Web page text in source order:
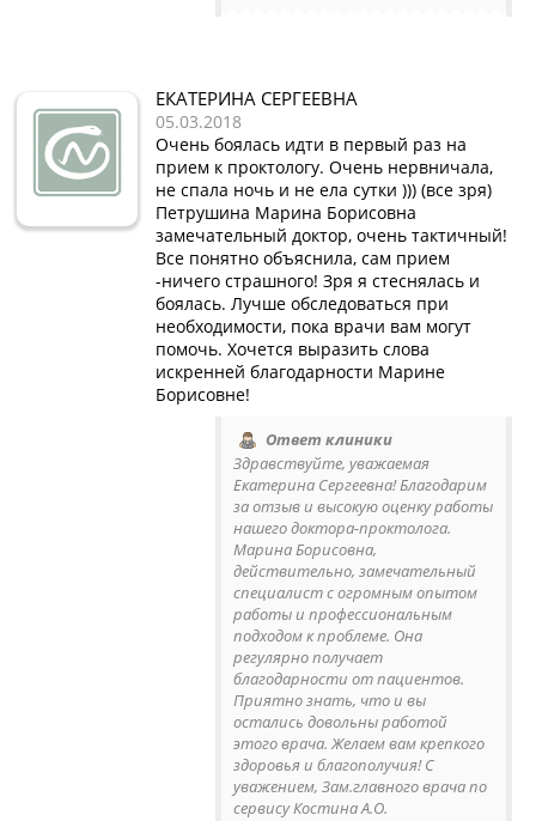
ЕКАТЕРИНА СЕРГЕЕВНА
05.03.2018
Очень боялась идти в первый раз на
прием к проктологу. Очень нервничала,
не спала ночь и не ела сутки ))) (все зря)
Петрушина Марина Борисовна
замечательный доктор, очень тактичный!
Все понятно объяснила, сам прием
-ничего страшного! Зря я стеснялась и
боялась. Лучше обследоваться при
необходимости, пока врачи вам могут
помочь. Хочется выразить слова
искренней благодарности Марине
Борисовне!
Ответ клиники
Здравствуйте, уважаемая
Екатерина Сергеевна! Благодарим
за отзыв и высокую оценку работы
нашего доктора-проктолога.
Марина Борисовна,
действительно, замечательный
специалист с огромным опытом
работы и профессиональным
подходом к проблеме. Она
регулярно получает
благодарности от пациентов.
Приятно знать, что и вы
остались довольны работой
этого врача. Желаем вам крепкого
здоровья и благополучия! С
уважением, Зам.главного врача по
сервису Костина А.О.